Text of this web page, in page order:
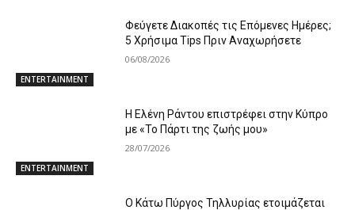
ENTERTAINMENT
Φεύγετε Διακοπές τις Επόμενες Ημέρες;
5 Χρήσιμα Tips Πριν Αναχωρήσετε
06/08/2026
ENTERTAINMENT
Η Ελένη Ράντου επιστρέφει στην Κύπρο
με «Το Πάρτι της ζωής μου»
28/07/2026
Ο Κάτω Πύργος Τηλλυρίας ετοιμάζεται